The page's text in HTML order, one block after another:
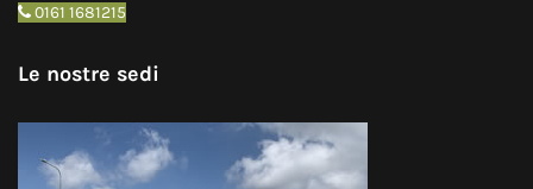
0161 1681215
Le nostre sedi